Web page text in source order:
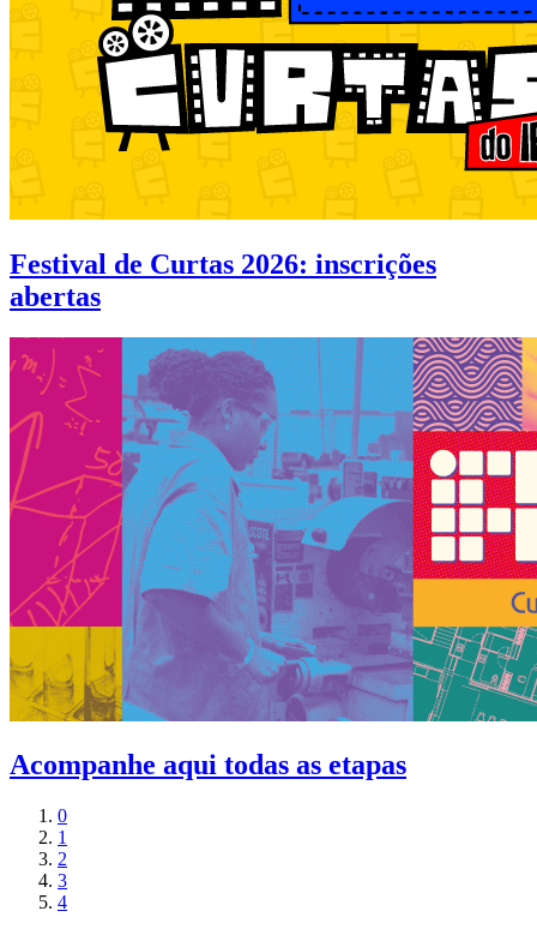
Festival de Curtas 2026: inscrições
abertas
Acompanhe aqui todas as etapas
0
1
2
3
4